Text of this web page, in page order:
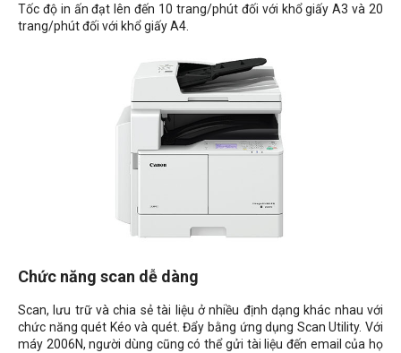
Tốc độ in ấn đạt lên đến 10 trang/phút đối với khổ giấy A3 và 20
trang/phút đối với khổ giấy A4.
Chức năng scan dễ dàng
Scan, lưu trữ và chia sẻ tài liệu ở nhiều định dạng khác nhau với
chức năng quét Kéo và quét. Đẩy bằng ứng dụng Scan Utility. Với
máy 2006N, người dùng cũng có thể gửi tài liệu đến email của họ